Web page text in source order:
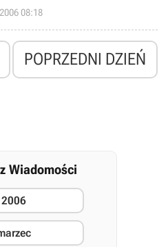
na temat PS3, które
się w San Jose Game Developers
08:18
POPRZEDNI DZIEŃ
Wiadomości
2006